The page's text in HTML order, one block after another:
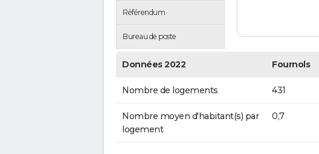
Référendum
Bureau de poste
Données 2022 Fournols
Nombre de logements 431
Nombre moyen d'habitant(s) par
logement
0,7